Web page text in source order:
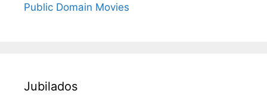
Public Domain Movies
Jubilados